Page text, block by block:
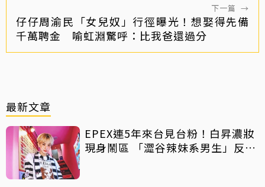
下一篇 →
仔仔周渝民「女兒奴」行徑曝光！想娶得先備
千萬聘金 喻虹淵驚呼：比我爸還過分
最新文章
EPEX連5年來台見台粉！白昇濃妝
現身鬧區 「澀谷辣妹系男生」反差